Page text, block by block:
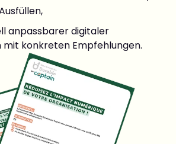
anpassbarer digitaler
mit konkreten Empfehlungen.